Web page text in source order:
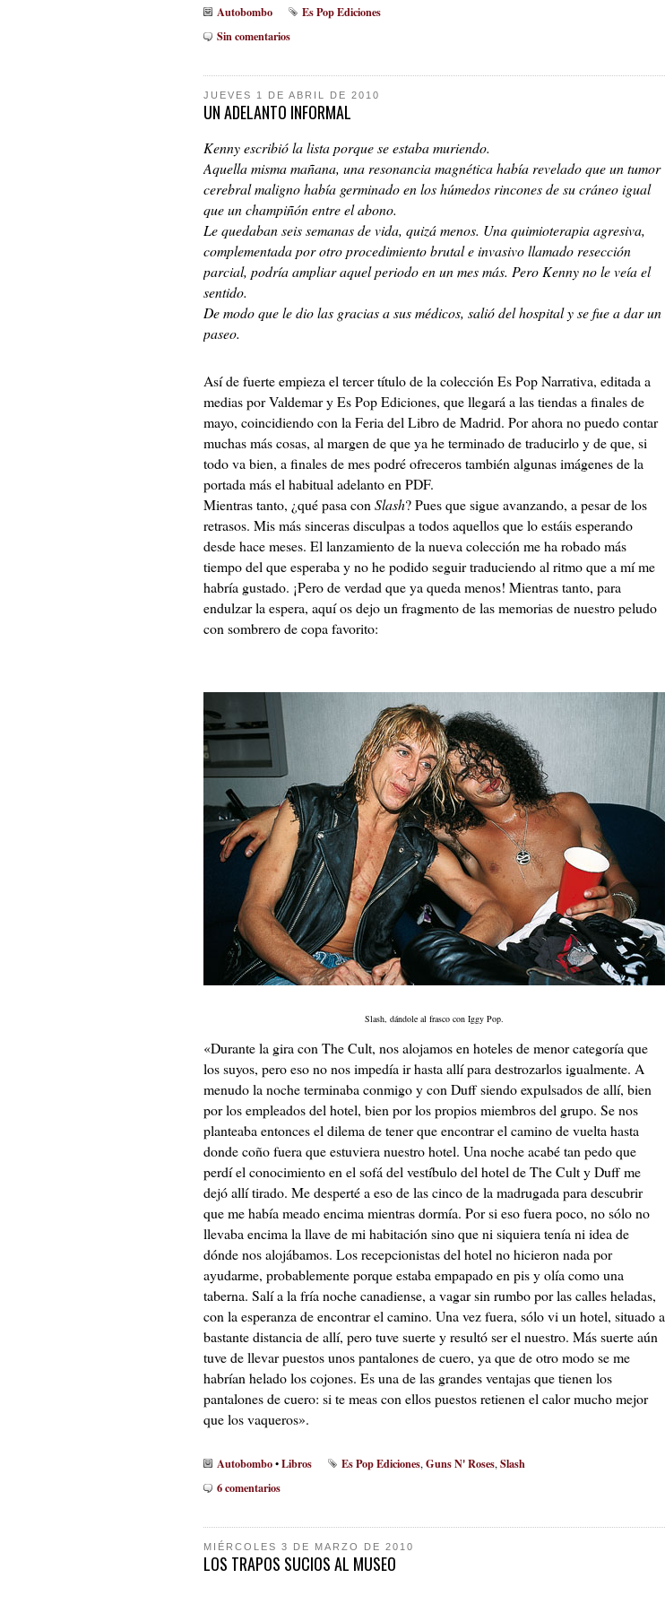
Autobombo
Es Pop Ediciones
Sin comentarios
JUEVES 1 DE ABRIL DE 2010
UN ADELANTO INFORMAL
Kenny escribió la lista porque se estaba muriendo.
Aquella misma mañana, una resonancia magnética había revelado que un tumor
cerebral maligno había germinado en los húmedos rincones de su cráneo igual
que un champiñón entre el abono.
Le quedaban seis semanas de vida, quizá menos. Una quimioterapia agresiva,
complementada por otro procedimiento brutal e invasivo llamado resección
parcial, podría ampliar aquel periodo en un mes más. Pero Kenny no le veía el
sentido.
De modo que le dio las gracias a sus médicos, salió del hospital y se fue a dar un
paseo.
Así de fuerte empieza el tercer título de la colección Es Pop Narrativa, editada a
medias por Valdemar y Es Pop Ediciones, que llegará a las tiendas a finales de
mayo, coincidiendo con la Feria del Libro de Madrid. Por ahora no puedo contar
muchas más cosas, al margen de que ya he terminado de traducirlo y de que, si
todo va bien, a finales de mes podré ofreceros también algunas imágenes de la
portada más el habitual adelanto en PDF.
Mientras tanto, ¿qué pasa con Slash? Pues que sigue avanzando, a pesar de los
retrasos. Mis más sinceras disculpas a todos aquellos que lo estáis esperando
desde hace meses. El lanzamiento de la nueva colección me ha robado más
tiempo del que esperaba y no he podido seguir traduciendo al ritmo que a mí me
habría gustado. ¡Pero de verdad que ya queda menos! Mientras tanto, para
endulzar la espera, aquí os dejo un fragmento de las memorias de nuestro peludo
con sombrero de copa favorito:
Slash, dándole al frasco con Iggy Pop.
«Durante la gira con The Cult, nos alojamos en hoteles de menor categoría que
los suyos, pero eso no nos impedía ir hasta allí para destrozarlos igualmente. A
menudo la noche terminaba conmigo y con Duff siendo expulsados de allí, bien
por los empleados del hotel, bien por los propios miembros del grupo. Se nos
planteaba entonces el dilema de tener que encontrar el camino de vuelta hasta
donde coño fuera que estuviera nuestro hotel. Una noche acabé tan pedo que
perdí el conocimiento en el sofá del vestíbulo del hotel de The Cult y Duff me
dejó allí tirado. Me desperté a eso de las cinco de la madrugada para descubrir
que me había meado encima mientras dormía. Por si eso fuera poco, no sólo no
llevaba encima la llave de mi habitación sino que ni siquiera tenía ni idea de
dónde nos alojábamos. Los recepcionistas del hotel no hicieron nada por
ayudarme, probablemente porque estaba empapado en pis y olía como una
taberna. Salí a la fría noche canadiense, a vagar sin rumbo por las calles heladas,
con la esperanza de encontrar el camino. Una vez fuera, sólo vi un hotel, situado a
bastante distancia de allí, pero tuve suerte y resultó ser el nuestro. Más suerte aún
tuve de llevar puestos unos pantalones de cuero, ya que de otro modo se me
habrían helado los cojones. Es una de las grandes ventajas que tienen los
pantalones de cuero: si te meas con ellos puestos retienen el calor mucho mejor
que los vaqueros».
Autobombo•Libros Es Pop Ediciones, Guns N' Roses, Slash
6 comentarios
MIÉRCOLES 3 DE MARZO DE 2010
LOS TRAPOS SUCIOS AL MUSEO